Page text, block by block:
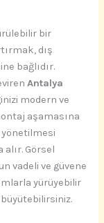
bir
dış
bağlıdır.
Antalya
modern ve
aşamasına
alır. Görsel
vadeli ve güvene
yürüyebilir
büyütebilirsiniz.